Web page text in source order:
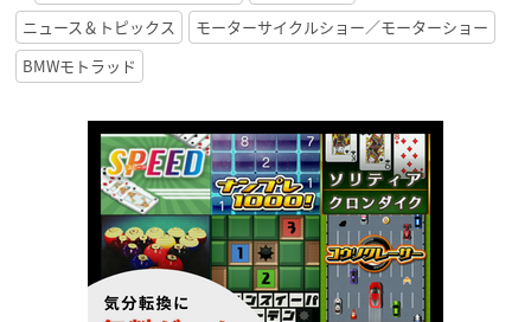
ニュース＆トピックス
モーターサイクルショー／モーターショー
BMWモトラッド